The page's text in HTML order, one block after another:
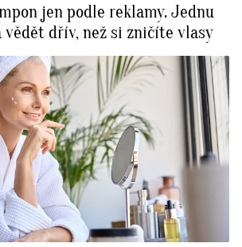
jen podle reklamy. Jednu
vědět dřív, než si zničíte vlasy